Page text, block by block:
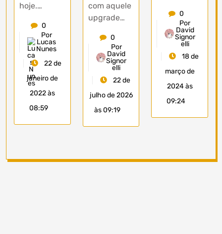
hoje.…
0
Por
Lucas
Nunes
22 de
janeiro de
2022 às
08:59
com aquele
upgrade…
0
Por
David
Signor
elli
22 de
julho de 2026
às 09:19
0
Por
David
Signor
elli
18 de
março de
2024 às
09:24